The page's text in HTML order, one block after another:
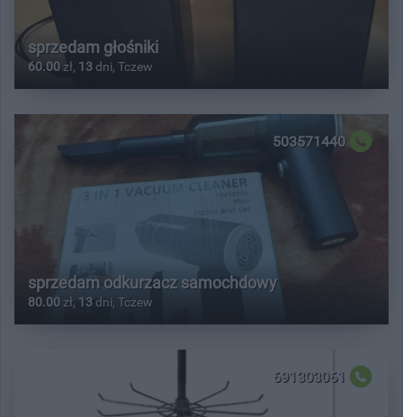
sprzedam głośniki
60.00 zł, 13 dni, Tczew
503571440
sprzedam odkurzacz samochdowy
80.00 zł, 13 dni, Tczew
691303061